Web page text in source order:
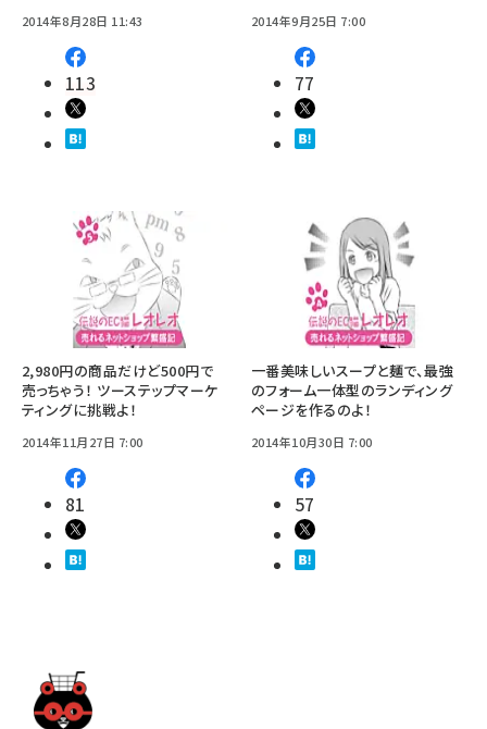
2014年8月28日 11:43
113
2014年9月25日 7:00
77
2,980円の商品だけど500円で
売っちゃう！ ツーステップマーケ
ティングに挑戦よ！
2014年11月27日 7:00
81
一番美味しいスープと麺で、最強
のフォーム一体型のランディング
ページを作るのよ！
2014年10月30日 7:00
57